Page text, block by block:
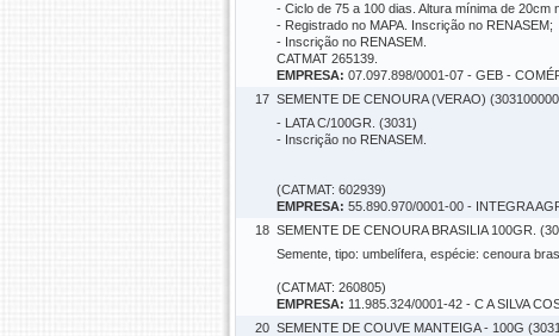
- Ciclo de 75 a 100 dias. Altura mínima de 20cm
- Registrado no MAPA. Inscrição no RENASEM;
- Inscrição no RENASEM.
CATMAT 265139.
EMPRESA: 07.097.898/0001-07 - GEB -
17 SEMENTE DE CENOURA (VERAO)
- LATA C/100GR. (3031)
- Inscrição no RENASEM.
(CATMAT: 602939)
EMPRESA: 55.890.970/0001-00 - INTEGRA
18 SEMENTE DE CENOURA BRASILIA 100GR.
Semente, tipo: umbelífera, espécie: cenoura
(CATMAT: 260805)
EMPRESA: 11.985.324/0001-42 - C A SILVA
20 SEMENTE DE COUVE MANTEIGA - 100G